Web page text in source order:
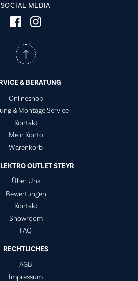
SOCIAL MEDIA
& BERATUNG
Onlineshop
& Montage Service
Kontakt
Mein Konto
Warenkorb
OUTLET STEYR
Über Uns
Bewertungen
Kontakt
Showroom
FAQ
RECHTLICHES
AGB
Impressum